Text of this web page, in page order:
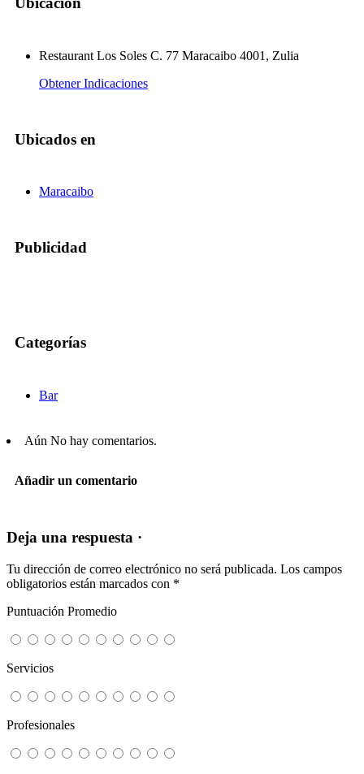
Restaurant Los Soles C. 77 Maracaibo 4001, Zulia
Obtener Indicaciones
Ubicados en
Maracaibo
Publicidad
Categorías
Bar
Aún No hay comentarios.
Añadir un comentario
Deja una respuesta ·
Tu dirección de correo electrónico no será publicada. Los campos
obligatorios están marcados con *
Puntuación Promedio
Servicios
Profesionales